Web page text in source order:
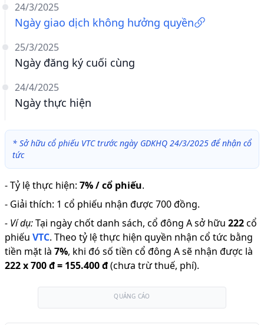
24/3/2025
Ngày giao dịch không hưởng quyền
25/3/2025
Ngày đăng ký cuối cùng
24/4/2025
Ngày thực hiện
* Sở hữu cổ phiếu VTC trước ngày GDKHQ 24/3/2025 để nhận cổ
tức
-Tỷ lệ thực hiện: 7% / cổ phiếu.
- Giải thích: 1 cổ phiếu nhận được 700 đồng.
- Ví dụ:Tại ngày chốt danh sách, cổ đông A sở hữu 222cổ
phiếu VTC. Theo tỷ lệ thực hiện quyền nhận cổ tức bằng
tiền mặt là 7%, khi đó số tiền cổ đông A sẽ nhận được là
222x700 đ= 155.400 đ(chưa trừ thuế, phí).
QUẢNG CÁO